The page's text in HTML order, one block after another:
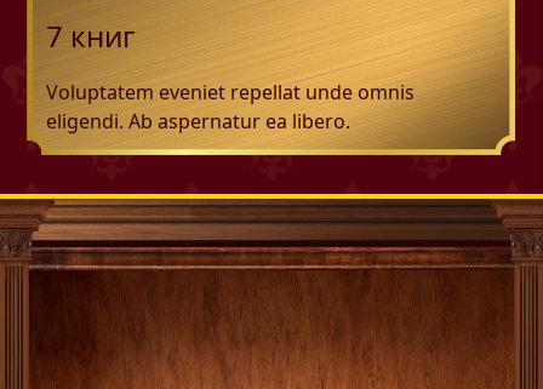
7 книг
Voluptatem eveniet repellat unde omnis
eligendi. Ab aspernatur ea libero.